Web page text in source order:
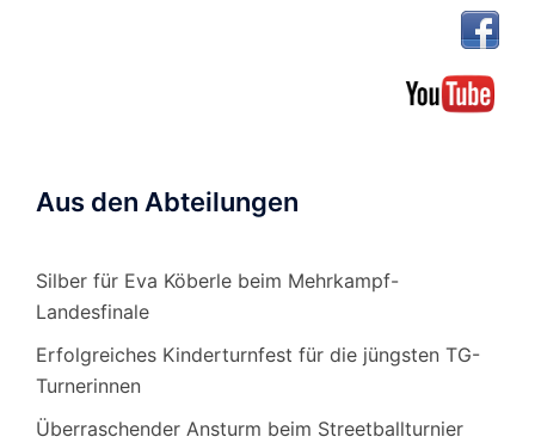
Aus den Abteilungen
Silber für Eva Köberle beim Mehrkampf-
Landesfinale
Erfolgreiches Kinderturnfest für die jüngsten TG-
Turnerinnen
Überraschender Ansturm beim Streetballturnier